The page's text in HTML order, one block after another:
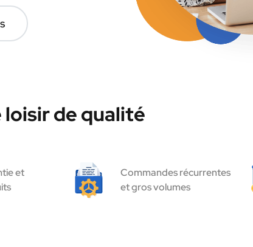
de qualité
et
Commandes récurrentes
et gros volumes